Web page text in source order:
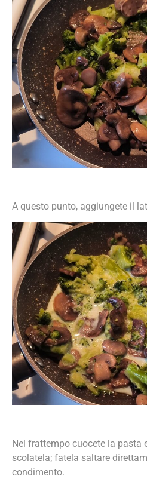
A questo punto, aggiungete il
Nel frattempo cuocete la pasta
scolatela; fatela saltare
condimento.